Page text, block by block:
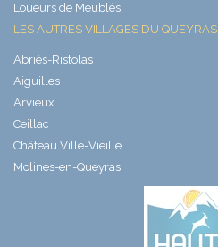
Loueurs de Meublés
LES AUTRES VILLAGES DU QUEYRAS
Abriès-Ristolas
Aiguilles
Arvieux
Ceillac
Château Ville-Vieille
Molines-en-Queyras